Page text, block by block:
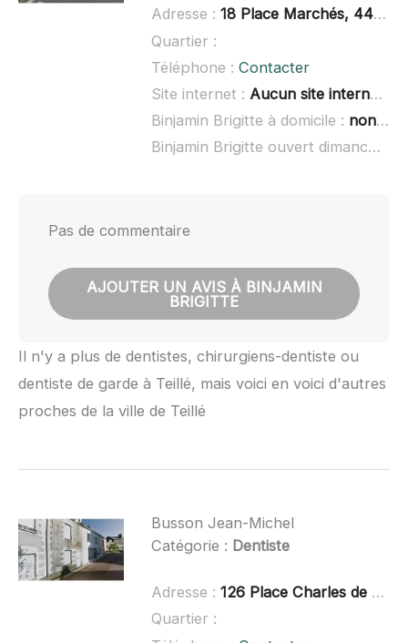
Adresse : 18 Place Marchés, 44440 Teillé
Quartier :
Téléphone : Contacter
Site internet : Aucun site internet connu
Binjamin Brigitte à domicile : non renseigné
Binjamin Brigitte ouvert dimanche :
Pas de commentaire
AJOUTER UN AVIS À BINJAMIN
BRIGITTE
Il n'y a plus de dentistes, chirurgiens-dentiste ou
dentiste de garde à Teillé, mais voici en voici d'autres
proches de la ville de Teillé
Busson Jean-Michel
Catégorie : Dentiste
Adresse : 126 Place Charles de Gaulle, 44240 Sucé-sur-Erdre
Quartier :